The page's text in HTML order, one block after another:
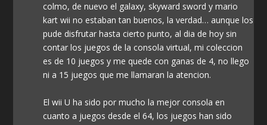
colmo, de nuevo el galaxy, skyward sword y mario
kart wii no estaban tan buenos, la verdad… aunque los
pude disfrutar hasta cierto punto, al dia de hoy sin
contar los juegos de la consola virtual, mi coleccion
es de 10 juegos y me quede con ganas de 4, no llego
ni a 15 juegos que me llamaran la atencion.
El wii U ha sido por mucho la mejor consola en
cuanto a juegos desde el 64, los juegos han sido